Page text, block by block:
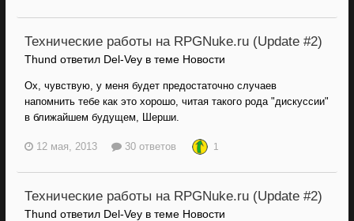
Технические работы на RPGNuke.ru (Update #2)
Thund ответил Del-Vey в теме Новости
Ох, чувствую, у меня будет предостаточно случаев
напомнить тебе как это хорошо, читая такого рода "дискуссии"
в ближайшем будущем, Шерши.
12 мая, 2013 30 ответов 1
Технические работы на RPGNuke.ru (Update #2)
Thund ответил Del-Vey в теме Новости